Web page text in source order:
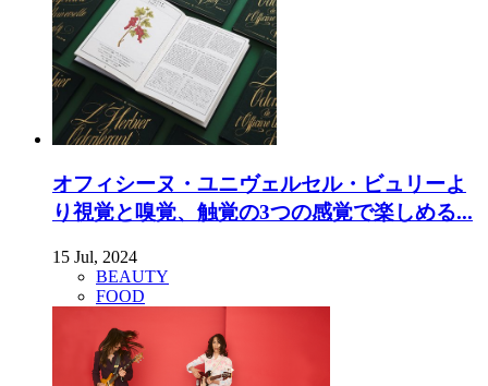
オフィシーヌ・ユニヴェルセル・ビュリーよ
り視覚と嗅覚、触覚の3つの感覚で楽しめる...
15 Jul, 2024
BEAUTY
FOOD